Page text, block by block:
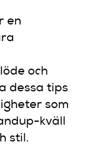
en
och
dessa tips
som
kväll
stil.